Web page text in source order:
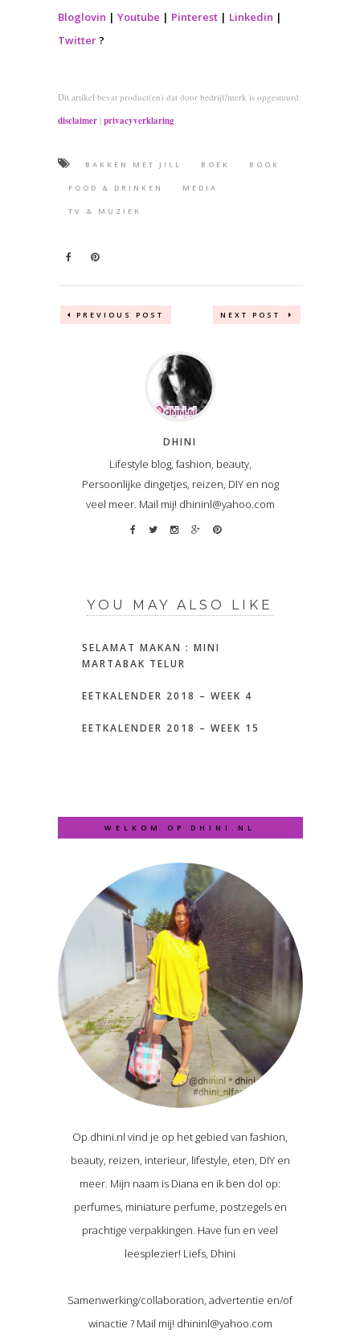
Bloglovin | Youtube | Pinterest| Linkedin |
Twitter?
Dit artikel bevat product(en) dat door bedrijf/merk is opgestuurd.
disclaimer| privacyverklaring.
BAKKEN MET JILL BOEK BOOK
FOOD & DRINKEN MEDIA
TV & MUZIEK
PREVIOUS POST NEXT POST
DHINI
Lifestyle blog, fashion, beauty,
Persoonlijke dingetjes, reizen, DIY en nog
veel meer. Mail mij! dhininl@yahoo.com
YOU MAY ALSO LIKE
SELAMAT MAKAN : MINI
MARTABAK TELUR
EETKALENDER 2018 – WEEK 4
EETKALENDER 2018 – WEEK 15
WELKOM OP DHINI.NL
Op dhini.nl vind je op het gebied van fashion,
beauty, reizen, interieur, lifestyle, eten, DIY en
meer. Mijn naam is Diana en ik ben dol op:
perfumes, miniature perfume, postzegels en
prachtige verpakkingen. Have fun en veel
leesplezier! Liefs, Dhini
Samenwerking/collaboration, advertentie en/of
winactie ? Mail mij! dhininl@yahoo.com